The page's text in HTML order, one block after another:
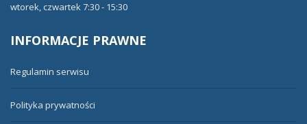
wtorek, czwartek 7:30 - 15:30
INFORMACJE PRAWNE
Regulamin serwisu
Polityka prywatności